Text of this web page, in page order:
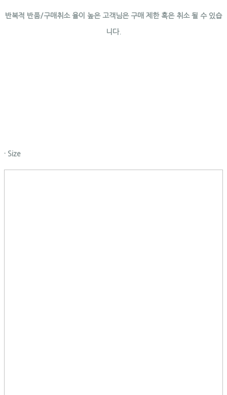
반복적 반품/구매취소 율이 높은 고객님은 구매 제한 혹은 취소 될 수 있습
니다.
· Size